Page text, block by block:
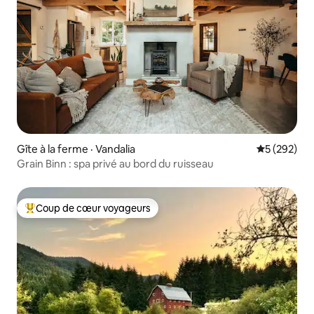
Gîte à la ferme · Vandalia Note
5 (292)
Grain Binn : spa privé au bord du ruisseau
Coup de cœur voyageurs parmi les plus aimés
Coup de cœur voyageurs